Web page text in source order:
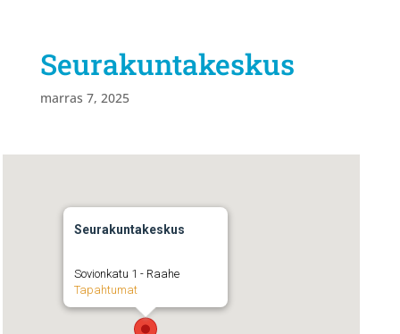
Seurakuntakeskus
marras 7, 2025
Seurakuntakeskus
Sovionkatu 1 - Raahe
Tapahtumat